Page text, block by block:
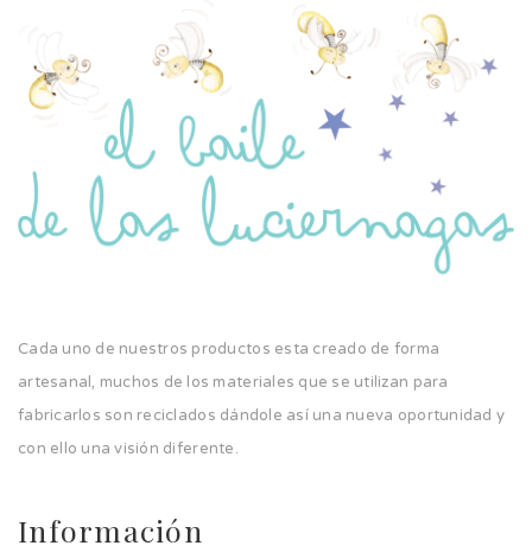
Cada uno de nuestros productos esta creado de forma
artesanal, muchos de los materiales que se utilizan para
fabricarlos son reciclados dándole así una nueva oportunidad y
con ello una visión diferente.
Información